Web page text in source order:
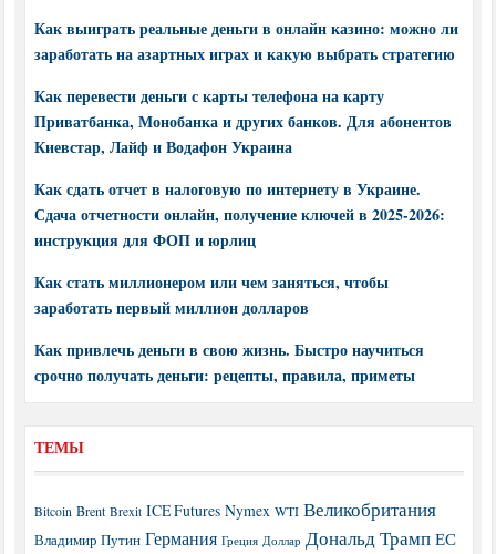
Как выиграть реальные деньги в онлайн казино: можно ли
заработать на азартных играх и какую выбрать стратегию
Как перевести деньги с карты телефона на карту
Приватбанка, Монобанка и других банков. Для абонентов
Киевстар, Лайф и Водафон Украина
Как сдать отчет в налоговую по интернету в Украине.
Сдача отчетности онлайн, получение ключей в 2025-2026:
инструкция для ФОП и юрлиц
Как стать миллионером или чем заняться, чтобы
заработать первый миллион долларов
Как привлечь деньги в свою жизнь. Быстро научиться
срочно получать деньги: рецепты, правила, приметы
ТЕМЫ
Bitcoin Brent Brexit ICE Futures Nymex WTI Великобритания
Владимир Путин Германия Греция Доллар Дональд Трамп ЕС